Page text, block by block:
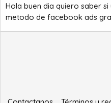
Hola buen dia quiero saber
metodo de facebook ads